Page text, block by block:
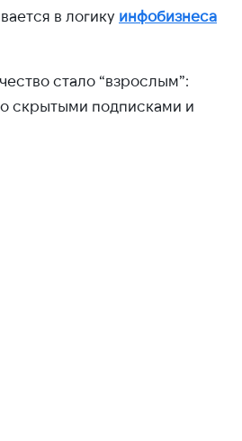
в логику инфобизнеса
стало “взрослым”:
скрытыми подписками и